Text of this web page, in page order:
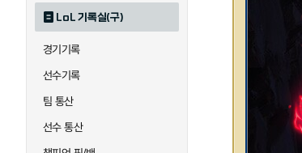
LoL 기록실(구)
경기기록
선수기록
팀 통산
선수 통산